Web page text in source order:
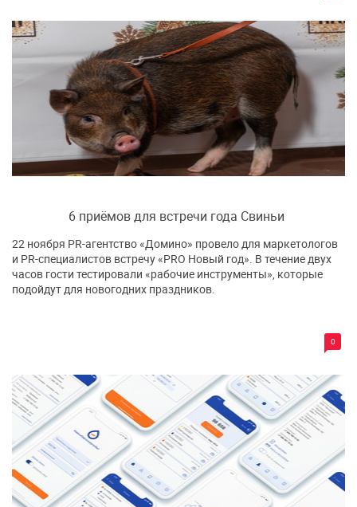
6 приёмов для встречи года Свиньи
0
22 ноября PR-агентство «Домино» провело для маркетологов
и PR-специалистов встречу «PRO Новый год». В течение двух
часов гости тестировали «рабочие инструменты», которые
подойдут для новогодних праздников.